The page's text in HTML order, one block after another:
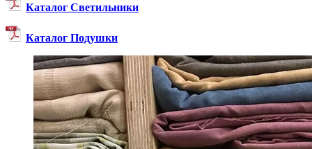
Каталог Светильники
Каталог Подушки